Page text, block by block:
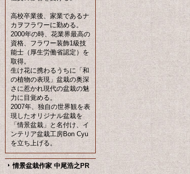
高校卒業後、家業であるナ
カヲフラワーに勤める。
2000年の時、花業界最高の
資格、フラワー装飾1級技
能士（厚生労働省認定）を
取得。
生け花に携わるうちに「和
の植物の表現」盆栽の奥深
さに惹かれ現代の盆栽の魅
力に目覚める。
2007年、独自の世界観を表
現したオリジナル盆栽を
「情景盆栽」と名付け、イ
ンテリア盆栽工房Bon Cyu
を立ち上げる。
情景盆栽作家 中尾浩之PR